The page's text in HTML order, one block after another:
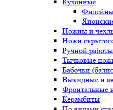
Ножны и
Ножи
Ручной
Тычковые
Бабочки
Выкидные и
Фронтальные
Керамбиты